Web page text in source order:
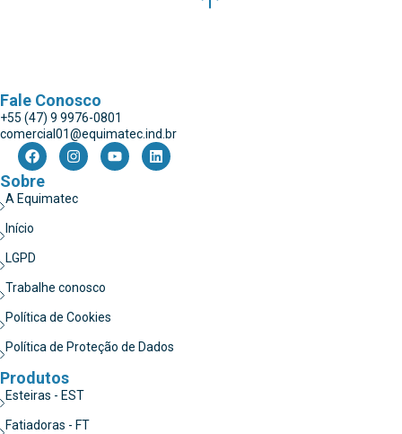
Fale Conosco
+55 (47) 9 9976-0801
comercial01@equimatec.ind.br
Sobre
A Equimatec
Início
LGPD
Trabalhe conosco
Política de Cookies
Política de Proteção de Dados
Produtos
Esteiras - EST
Fatiadoras - FT